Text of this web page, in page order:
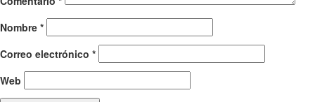
Nombre *
Correo electrónico *
Web